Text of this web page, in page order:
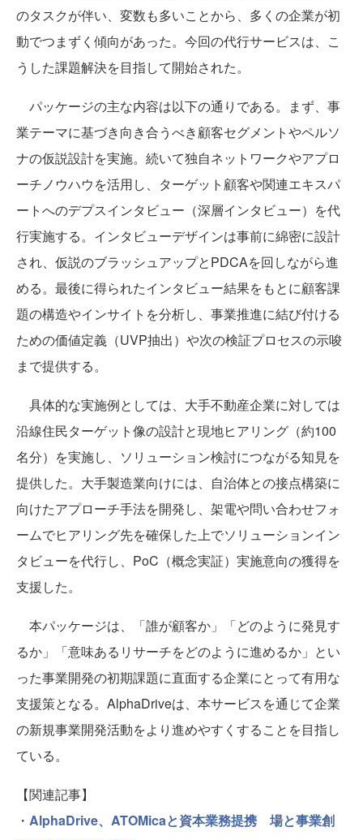
のタスクが伴い、変数も多いことから、多くの企業が初
動でつまずく傾向があった。今回の代行サービスは、こ
うした課題解決を目指して開始された。
パッケージの主な内容は以下の通りである。まず、事
業テーマに基づき向き合うべき顧客セグメントやペルソ
ナの仮説設計を実施。続いて独自ネットワークやアプロ
ーチノウハウを活用し、ターゲット顧客や関連エキスパ
ートへのデプスインタビュー（深層インタビュー）を代
行実施する。インタビューデザインは事前に綿密に設計
され、仮説のブラッシュアップとPDCAを回しながら進
める。最後に得られたインタビュー結果をもとに顧客課
題の構造やインサイトを分析し、事業推進に結び付ける
ための価値定義（UVP抽出）や次の検証プロセスの示唆
まで提供する。
具体的な実施例としては、大手不動産企業に対しては
沿線住民ターゲット像の設計と現地ヒアリング（約100
名分）を実施し、ソリューション検討につながる知見を
提供した。大手製造業向けには、自治体との接点構築に
向けたアプローチ手法を開発し、架電や問い合わせフォ
ームでヒアリング先を確保した上でソリューションイン
タビューを代行し、PoC（概念実証）実施意向の獲得を
支援した。
本パッケージは、「誰が顧客か」「どのように発見す
るか」「意味あるリサーチをどのように進めるか」とい
った事業開発の初期課題に直面する企業にとって有用な
支援策となる。AlphaDriveは、本サービスを通じて企業
の新規事業開発活動をより進めやすくすることを目指し
ている。
【関連記事】
・ AlphaDrive、ATOMicaと資本業務提携 場と事業創